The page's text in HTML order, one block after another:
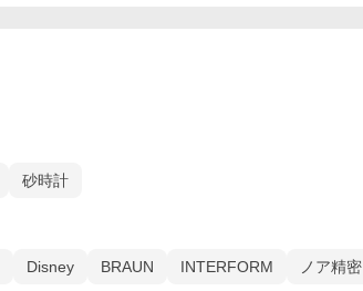
砂時計
Disney BRAUN INTERFORM ノア精密